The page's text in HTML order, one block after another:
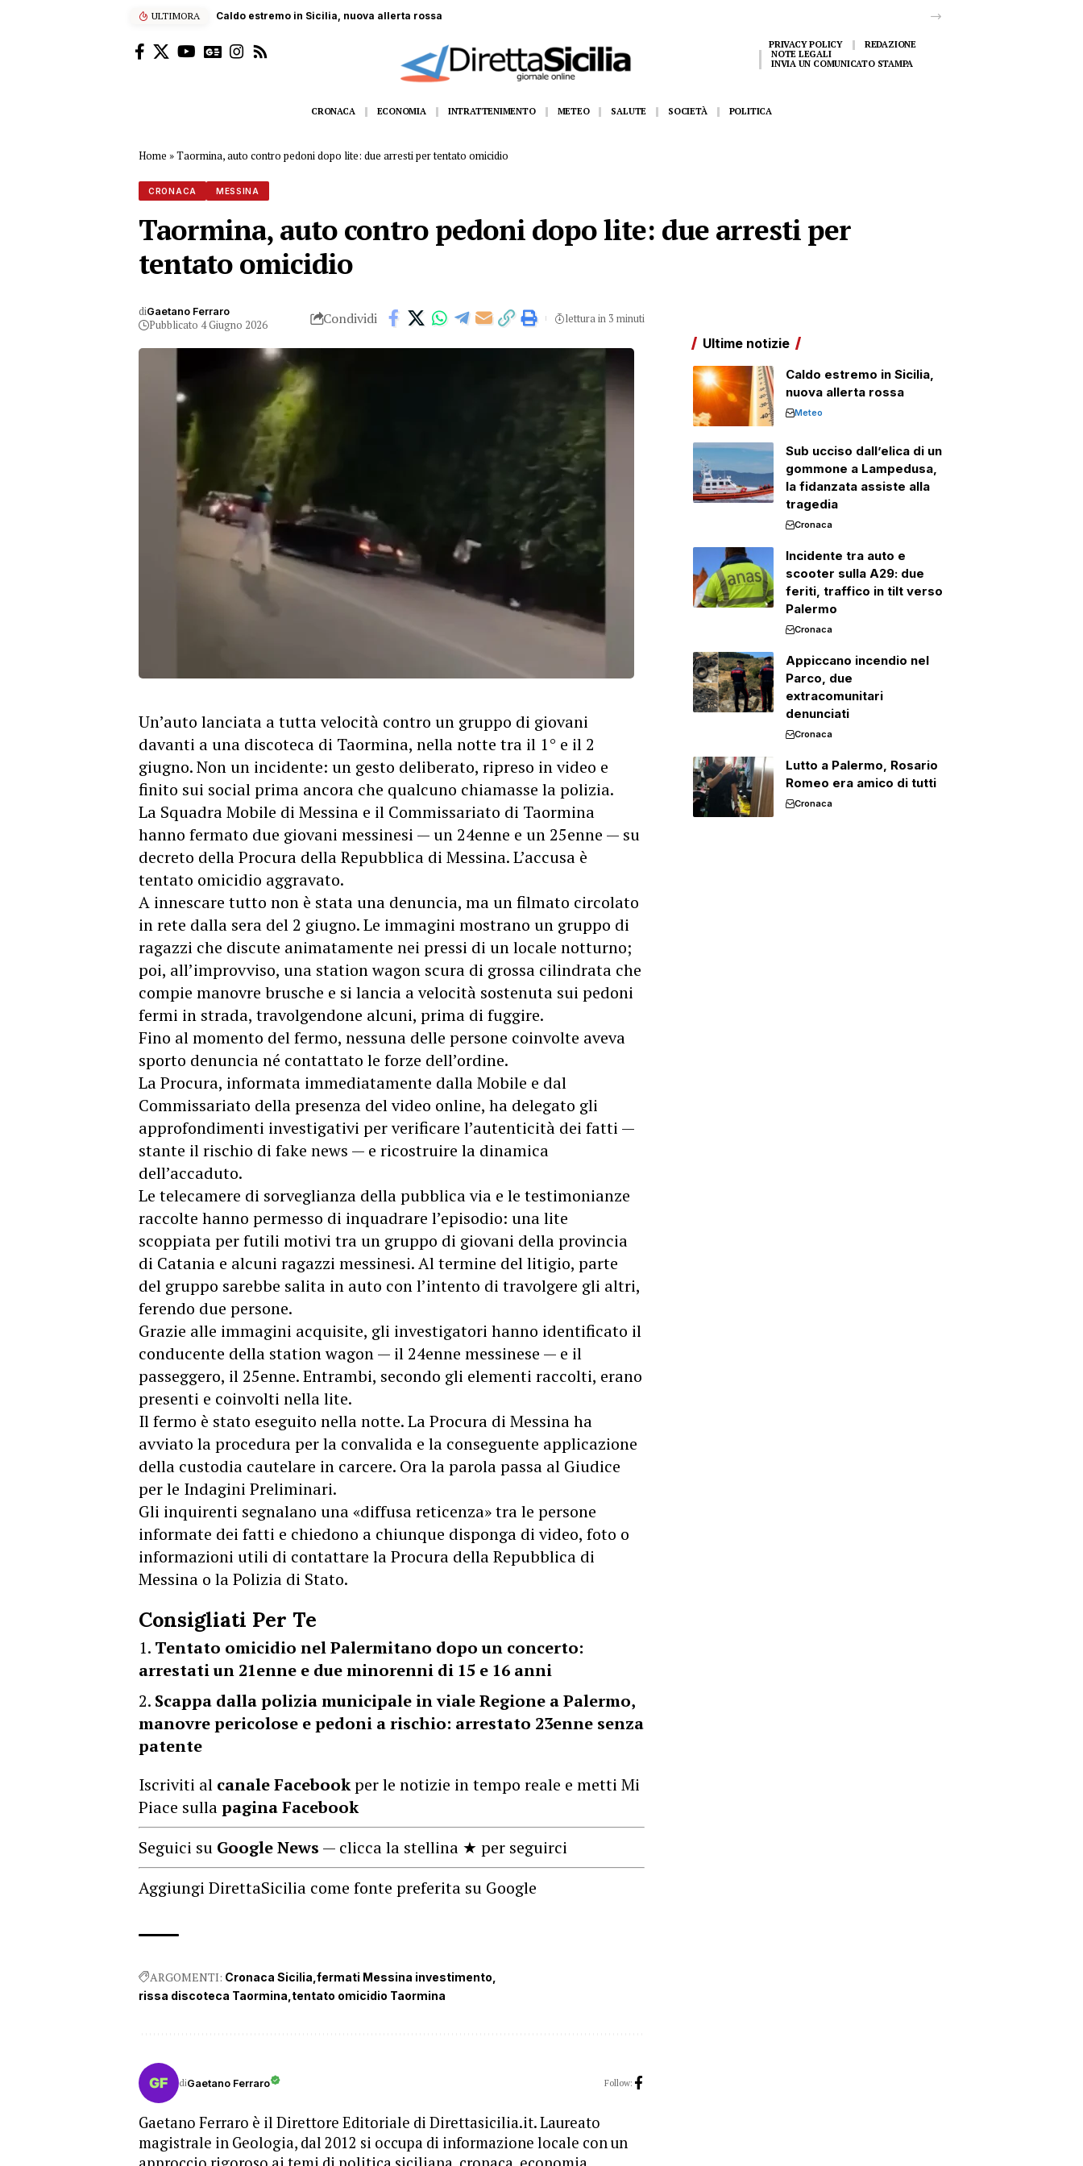
ULTIMORA Sub ucciso dall’elica di un gommone a Lampedusa, la fidanzata assiste alla tragedia
PRIVACY POLICY
REDAZIONE
NOTE LEGALI
INVIA UN COMUNICATO STAMPA
CRONACA ECONOMIA INTRATTENIMENTO METEO SALUTE SOCIETÀ POLITICA
Home »Taormina, auto contro pedoni dopo lite: due arresti per tentato omicidio
CRONACA MESSINA
Taormina, auto contro pedoni dopo lite: due arresti per
tentato omicidio
diGaetano Ferraro
Pubblicato 4 Giugno 2026 Condividi lettura in 3 minuti
Un’auto lanciata a tutta velocità contro un gruppo di giovani
davanti a una discoteca di Taormina, nella notte tra il 1° e il 2
giugno. Non un incidente: un gesto deliberato, ripreso in video e
finito sui social prima ancora che qualcuno chiamasse la polizia.
La Squadra Mobile di Messina e il Commissariato di Taormina
hanno fermato due giovani messinesi — un 24enne e un 25enne — su
decreto della Procura della Repubblica di Messina. L’accusa è
tentato omicidio aggravato.
A innescare tutto non è stata una denuncia, ma un filmato circolato
in rete dalla sera del 2 giugno. Le immagini mostrano un gruppo di
ragazzi che discute animatamente nei pressi di un locale notturno;
poi, all’improvviso, una station wagon scura di grossa cilindrata che
compie manovre brusche e si lancia a velocità sostenuta sui pedoni
fermi in strada, travolgendone alcuni, prima di fuggire.
Fino al momento del fermo, nessuna delle persone coinvolte aveva
sporto denuncia né contattato le forze dell’ordine.
La Procura, informata immediatamente dalla Mobile e dal
Commissariato della presenza del video online, ha delegato gli
approfondimenti investigativi per verificare l’autenticità dei fatti —
stante il rischio di fake news — e ricostruire la dinamica
dell’accaduto.
Le telecamere di sorveglianza della pubblica via e le testimonianze
raccolte hanno permesso di inquadrare l’episodio: una lite
scoppiata per futili motivi tra un gruppo di giovani della provincia
di Catania e alcuni ragazzi messinesi. Al termine del litigio, parte
del gruppo sarebbe salita in auto con l’intento di travolgere gli altri,
ferendo due persone.
Grazie alle immagini acquisite, gli investigatori hanno identificato il
conducente della station wagon — il 24enne messinese — e il
passeggero, il 25enne. Entrambi, secondo gli elementi raccolti, erano
presenti e coinvolti nella lite.
Il fermo è stato eseguito nella notte. La Procura di Messina ha
avviato la procedura per la convalida e la conseguente applicazione
della custodia cautelare in carcere. Ora la parola passa al Giudice
per le Indagini Preliminari.
Gli inquirenti segnalano una «diffusa reticenza» tra le persone
informate dei fatti e chiedono a chiunque disponga di video, foto o
informazioni utili di contattare la Procura della Repubblica di
Messina o la Polizia di Stato.
Consigliati Per Te
Tentato omicidio nel Palermitano dopo un concerto:
arrestati un 21enne e due minorenni di 15 e 16 anni
Scappa dalla polizia municipale in viale Regione a Palermo,
manovre pericolose e pedoni a rischio: arrestato 23enne senza
patente
Iscriviti al canale Facebookper le notizie in tempo reale e metti Mi
Piace sullapagina Facebook
Seguici su Google News — clicca la stellina ★ per seguirci
Aggiungi DirettaSicilia come fonte preferita su Google
ARGOMENTI: Cronaca Sicilia fermati Messina investimento
rissa discoteca Taormina tentato omicidio Taormina
diGaetano Ferraro Follow:
Gaetano Ferraro è il Direttore Editoriale di Direttasicilia.it. Laureato
magistrale in Geologia, dal 2012 si occupa di informazione locale con un
Ultime notizie
Caldo estremo in Sicilia,
nuova allerta rossa
Meteo
Sub ucciso dall’elica di un
gommone a Lampedusa,
la fidanzata assiste alla
tragedia
Cronaca
Incidente tra auto e
scooter sulla A29: due
feriti, traffico in tilt verso
Palermo
Cronaca
Appiccano incendio nel
Parco, due
extracomunitari
denunciati
Cronaca
Lutto a Palermo, Rosario
Romeo era amico di tutti
Cronaca